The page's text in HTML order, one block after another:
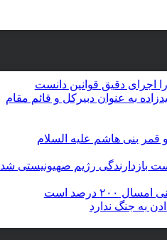
به عنوان دبیرکل و قائم مقام
قمر بنی هاشم علیه السلام
رژیم صهیونیستی شد
به جنگ ندارد